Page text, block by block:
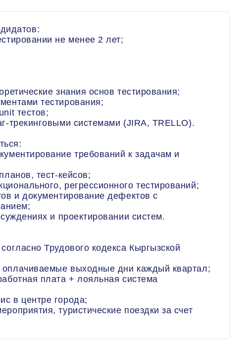
не менее 2 лет;
знания основ тестирования;
тестирования;
тестов;
системами (JIRA, TRELLO).
требований к задачам и
тест-кейсов;
регрессионного тестирований;
и документирование дефектов с
и проектировании систем.
Трудового кодекса Кыргызской
выходные дни каждый квартал;
плата + лояльная система
центре города;
туристические поездки за счет